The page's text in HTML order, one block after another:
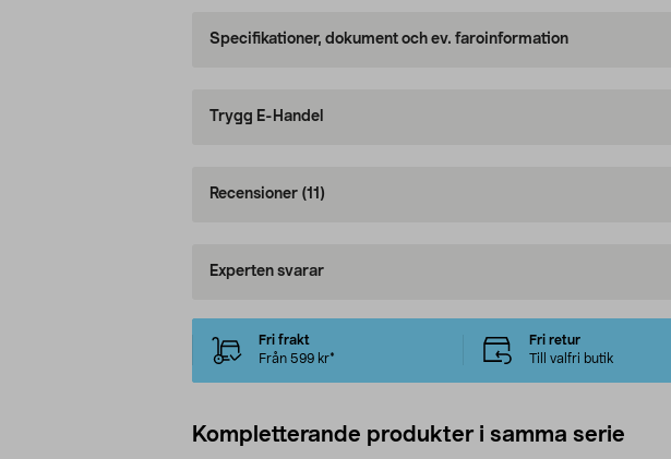
Specifikationer, dokument och ev. faroinformation
Trygg E-Handel
Recensioner (11)
Experten svarar
Fri frakt
Från 599 kr*
Fri retur
Till valfri butik
Kompletterande produkter i samma serie